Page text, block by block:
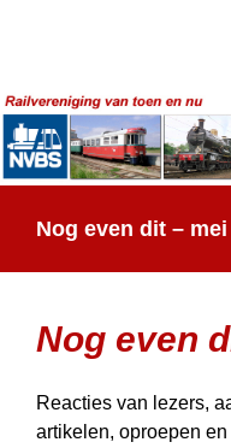
Nog even dit – mei
Nog even
Reacties van lezers,
artikelen, oproepen